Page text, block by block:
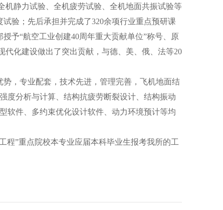
静力试验、全机疲劳试验、全机地面共振试验等
验；先后承担并完成了320余项行业重点预研课
予“航空工业创建40周年重大贡献单位”称号、原
代化建设做出了突出贡献，与德、美、俄、法等20
，专业配套，技术先进，管理完善，飞机地面结
度分析与计算、结构抗疲劳断裂设计、结构振动
软件、多约束优化设计软件、动力环境预计等均
工程”重点院校本专业应届本科毕业生报考我所的工